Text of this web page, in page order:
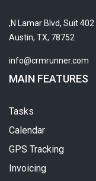
Austin, TX, 78752
info@crmrunner.com
MAIN FEATURES
Tasks
Calendar
GPS Tracking
Invoicing